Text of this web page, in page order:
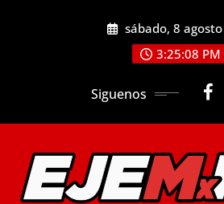
sábado, 8
3:25:09 PM
Siguenos